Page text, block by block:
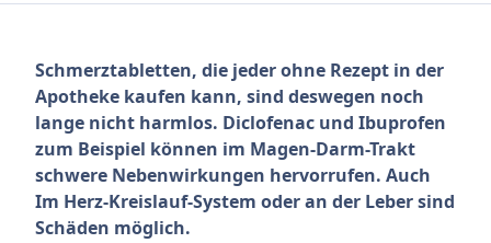
Schmerztabletten, die jeder ohne Rezept in der
Apotheke kaufen kann, sind deswegen noch
lange nicht harmlos. Diclofenac und Ibuprofen
zum Beispiel können im Magen-Darm-Trakt
schwere Nebenwirkungen hervorrufen. Auch
Im Herz-Kreislauf-System oder an der Leber sind
Schäden möglich.